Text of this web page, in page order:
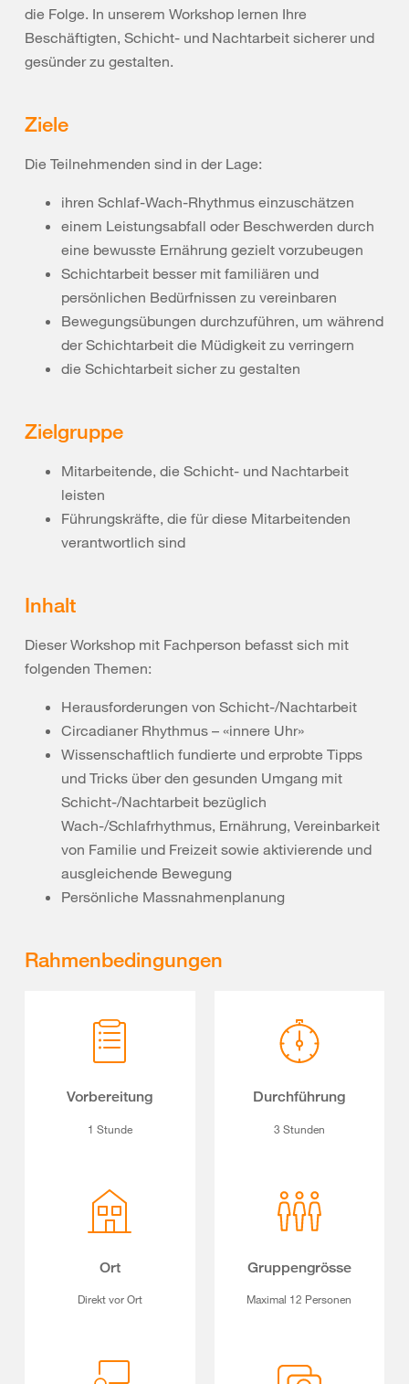
die Folge. In unserem Workshop lernen Ihre
Beschäftigten, Schicht- und Nachtarbeit sicherer und
gesünder zu gestalten.
Ziele
Die Teilnehmenden sind in der Lage:
ihren Schlaf-Wach-Rhythmus einzuschätzen
einem Leistungsabfall oder Beschwerden durch
eine bewusste Ernährung gezielt vorzubeugen
Schichtarbeit besser mit familiären und
persönlichen Bedürfnissen zu vereinbaren
Bewegungsübungen durchzuführen, um während
der Schichtarbeit die Müdigkeit zu verringern
die Schichtarbeit sicher zu gestalten
Zielgruppe
Mitarbeitende, die Schicht- und Nachtarbeit
leisten
Führungskräfte, die für diese Mitarbeitenden
verantwortlich sind
Inhalt
Dieser Workshop mit Fachperson befasst sich mit
folgenden Themen:
Herausforderungen von Schicht-/Nachtarbeit
Circadianer Rhythmus – «innere Uhr»
Wissenschaftlich fundierte und erprobte Tipps
und Tricks über den gesunden Umgang mit
Schicht-/Nachtarbeit bezüglich
Wach-/Schlafrhythmus, Ernährung, Vereinbarkeit
von Familie und Freizeit sowie aktivierende und
ausgleichende Bewegung
Persönliche Massnahmenplanung
Rahmenbedingungen
Vorbereitung
1 Stunde
Durchführung
3 Stunden
Ort
Direkt vor Ort
Gruppengrösse
Maximal 12 Personen